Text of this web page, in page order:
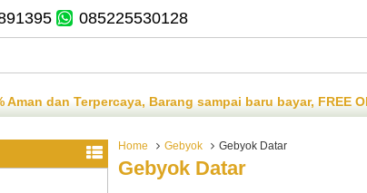
085225530128
sampai baru bayar, FREE ONGKIR Jabodetabek.
Home Gebyok Gebyok Datar
Gebyok Datar